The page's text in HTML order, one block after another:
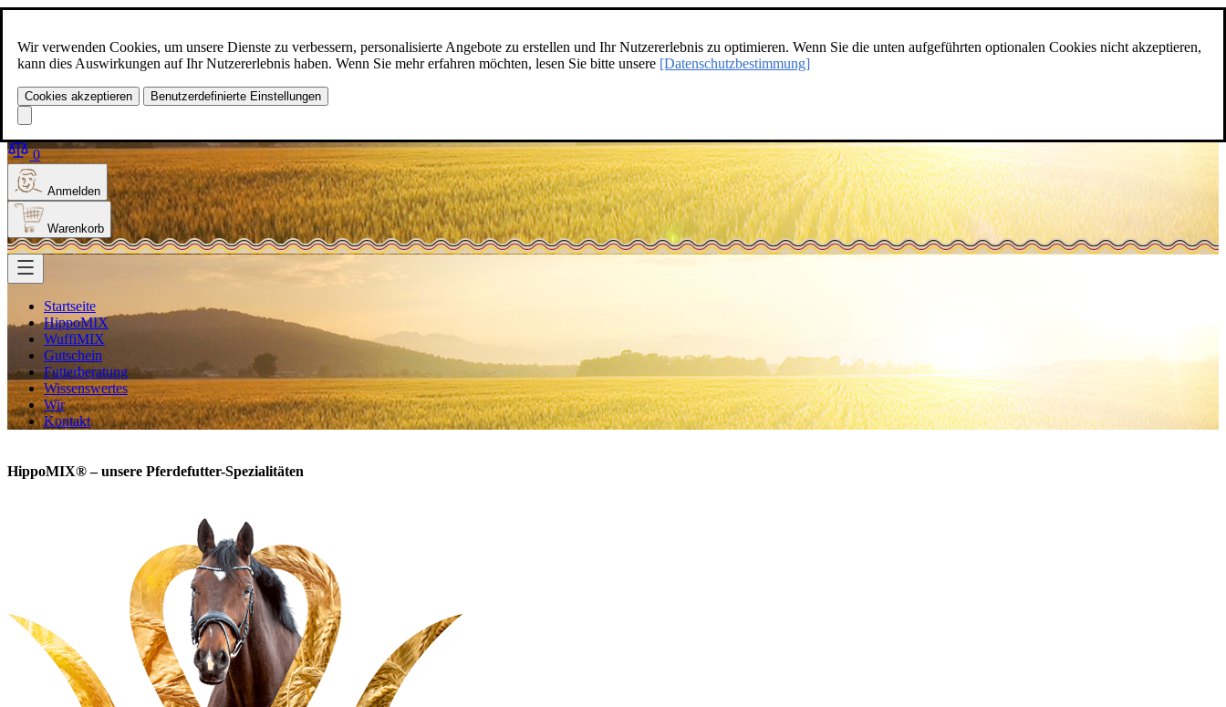
Wir verwenden Cookies, um unsere Dienste zu verbessern, personalisierte Angebote zu erstellen und Ihr Nutzererlebnis zu optimieren. Wenn Sie die unten aufgeführten optionalen Cookies nicht akzeptieren,
kann dies Auswirkungen auf Ihr Nutzererlebnis haben. Wenn Sie mehr erfahren möchten, lesen Sie bitte unsere [Datenschutzbestimmung]
Cookies akzeptieren Benutzerdefinierte Einstellungen
Zum Inhalt springen
+49(0)5129-308
Produkt finden
0
Anmelden
Warenkorb
Startseite
HippoMIX
WuffiMIX
Gutschein
Futterberatung
Wissenswertes
Wir
Kontakt
HippoMIX® –unsere Pferdefutter-Spezialitäten